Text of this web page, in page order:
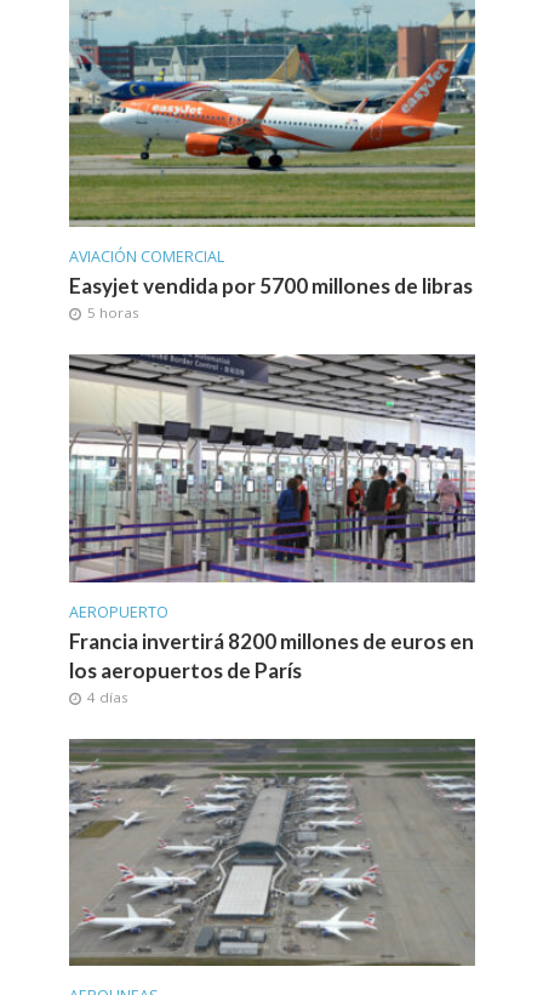
AVIACIÓN COMERCIAL
Easyjet vendida por 5700 millones de libras
5 horas
AEROPUERTO
Francia invertirá 8200 millones de euros en
los aeropuertos de París
4 días